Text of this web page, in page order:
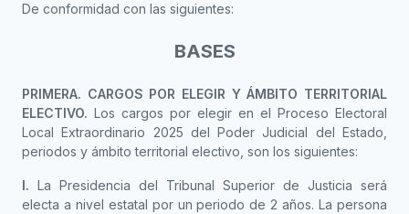
De conformidad con las siguientes:
BASES
PRIMERA. CARGOS POR ELEGIR Y ÁMBITO TERRITORIAL
ELECTIVO. Los cargos por elegir en el Proceso Electoral
Local Extraordinario 2025 del Poder Judicial del Estado,
periodos y ámbito territorial electivo, son los siguientes:
I. La Presidencia del Tribunal Superior de Justicia será
electa a nivel estatal por un periodo de 2 años. La persona